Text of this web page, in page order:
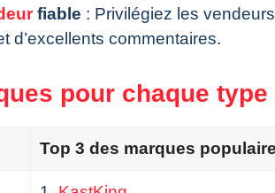
fiable : Privilégiez les
d’excellents commentaires.
pour chaque
Top 3 des marques